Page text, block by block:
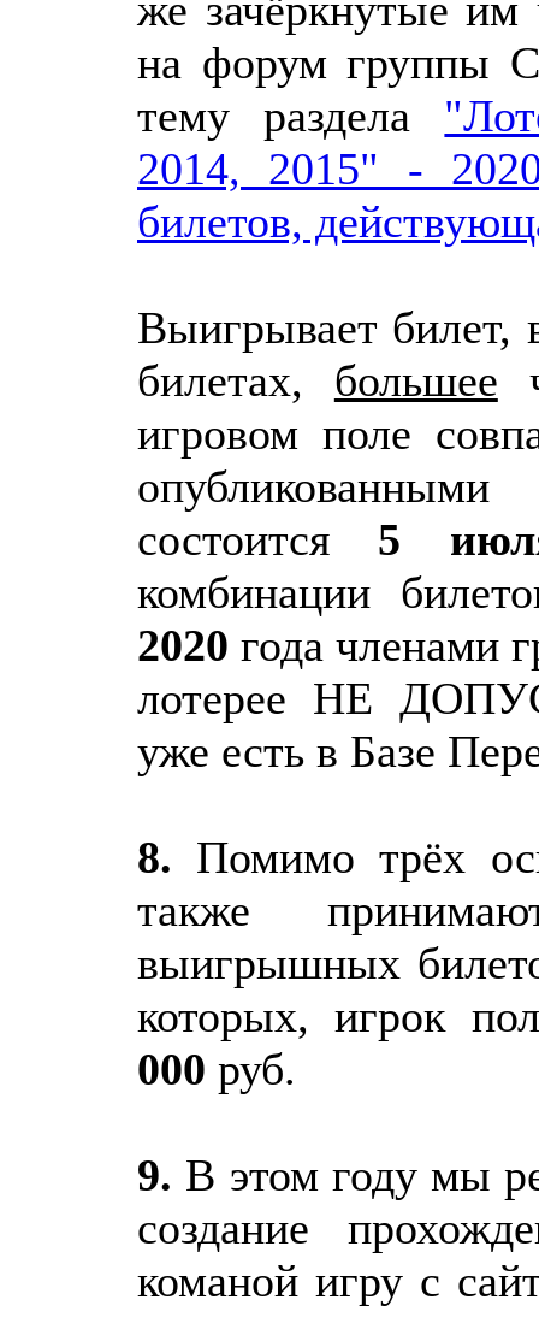
на форум группы
тему раздела
2014, 2015" -
билетов,
Выигрывает билет,
билетах, большее
игровом поле
состоится 5
комбинации
2020 года членами
лотерее НЕ
уже есть в Базе
8. Помимо трёх
также
выигрышных
которых, игрок
000 руб.
9. В этом году мы
создание
команой игру с